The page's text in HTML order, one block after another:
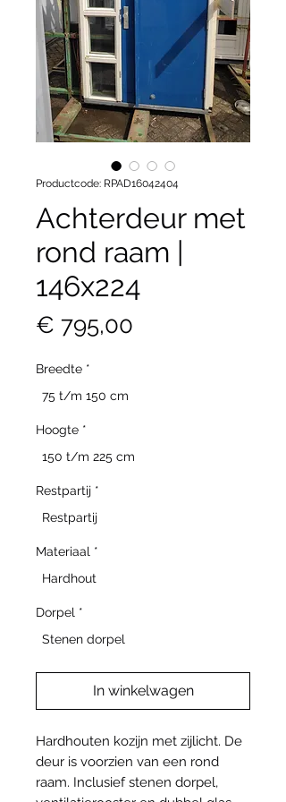
Productcode: RPAD16042404
Achterdeur met
rond raam |
146x224
€ 795,00
Breedte *
75 t/m 150 cm
Hoogte *
150 t/m 225 cm
Restpartij *
Restpartij
Materiaal *
Hardhout
Dorpel *
Stenen dorpel
In winkelwagen
Hardhouten kozijn met zijlicht. De
deur is voorzien van een rond
raam. Inclusief stenen dorpel,